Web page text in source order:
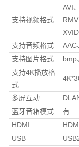
支持视频格式
AVI
支持音频格式
AAC
支持图片格式
bmp
支持4K播放格
式
多屏互动
蓝牙音箱模式
有
HDMI
USB